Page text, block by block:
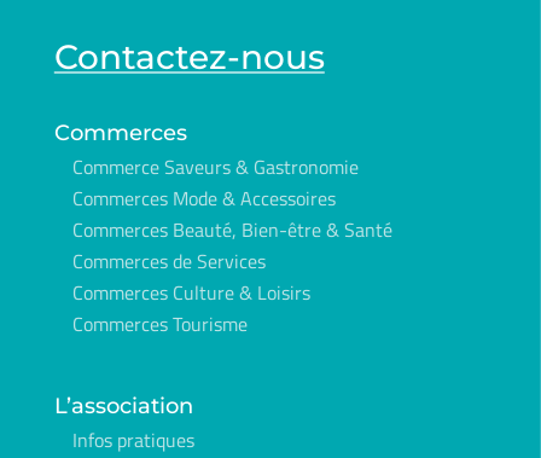
Contactez-nous
Commerces
Commerce Saveurs & Gastronomie
Commerces Mode & Accessoires
Commerces Beauté, Bien-être & Santé
Commerces de Services
Commerces Culture & Loisirs
Commerces Tourisme
L’association
Infos pratiques